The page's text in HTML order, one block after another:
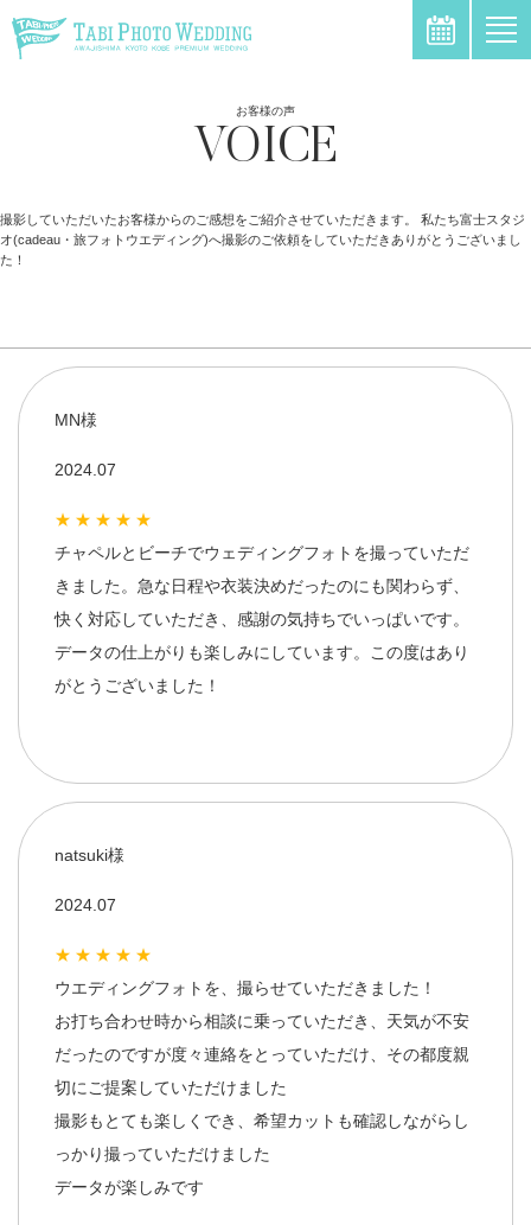
お客様の声
VOICE
撮影していただいたお客様からのご感想をご紹介させていただきます。 私たち富士スタジ
オ(cadeau・旅フォトウエディング)へ撮影のご依頼をしていただきありがとうございまし
た！
MN様
2024.07
★★★★★
チャペルとビーチでウェディングフォトを撮っていただ
きました。急な日程や衣装決めだったのにも関わらず、
快く対応していただき、感謝の気持ちでいっぱいです。
データの仕上がりも楽しみにしています。この度はあり
がとうございました！
natsuki様
2024.07
★★★★★
ウエディングフォトを、撮らせていただきました！
お打ち合わせ時から相談に乗っていただき、天気が不安
だったのですが度々連絡をとっていただけ、その都度親
切にご提案していただけました
撮影もとても楽しくでき、希望カットも確認しながらし
っかり撮っていただけました
データが楽しみです